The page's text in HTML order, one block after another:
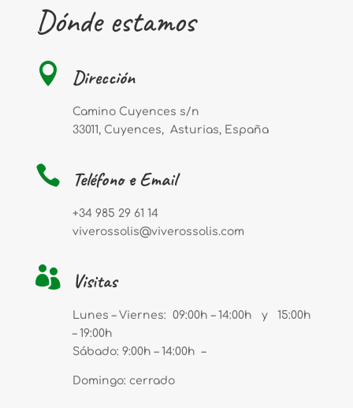
Dónde estamos
 Dirección
Camino Cuyences s/n
33011, Cuyences, Asturias, España
 Teléfono e Email
+34 985 29 61 14
viverossolis@viverossolis.com
 Visitas
Lunes – Viernes: 09:00h – 14:00h y 15:00h
– 19:00h
Sábado: 9:00h – 14:00h –
Domingo: cerrado